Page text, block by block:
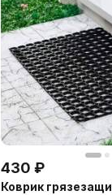
430 ₽
Коврик